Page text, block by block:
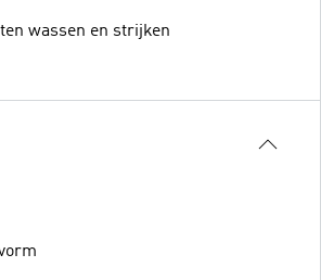
wassen en strijken